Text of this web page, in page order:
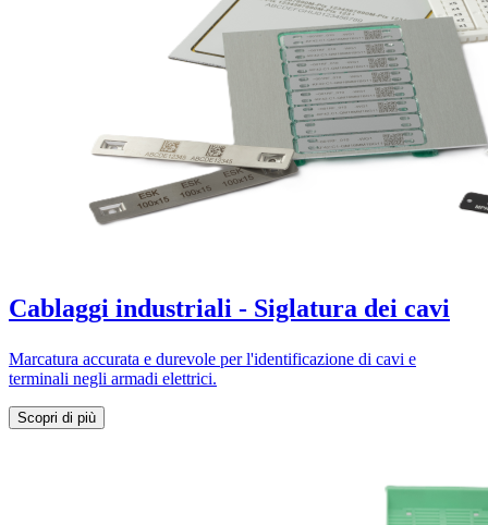
Cablaggi industriali - Siglatura dei cavi
Marcatura accurata e durevole per l'identificazione di cavi e
terminali negli armadi elettrici.
Scopri di più